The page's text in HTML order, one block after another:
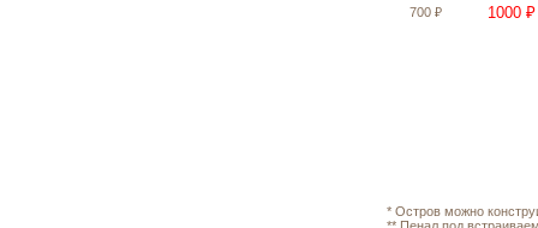
700 ₽
1000 ₽
* Остров можно